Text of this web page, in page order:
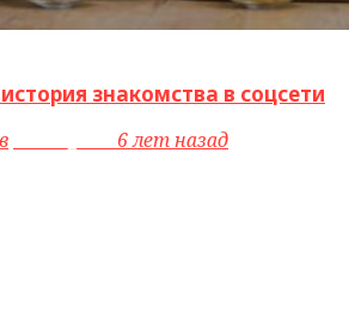
знакомства в соцсети
6 лет назад